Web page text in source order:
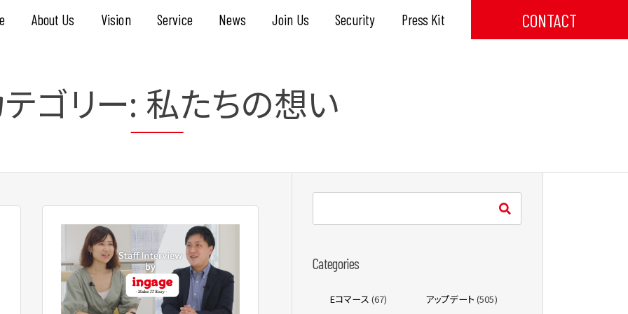
About Us Vision Service News Join Us Security Press Kit CONTACT
ゴリー: 私たちの想い
Categories
Eコマース (67) アップデート (505)